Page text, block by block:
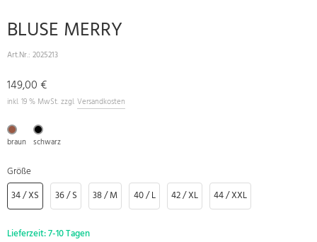
BLUSE MERRY
Art.Nr.: 2025213
149,00 €
inkl. 19 % MwSt. zzgl. Versandkosten
braun schwarz
Größe
34 / XS
36 / S 38 / M 40 / L 42 / XL 44 / XXL
Lieferzeit:7-10 Tagen